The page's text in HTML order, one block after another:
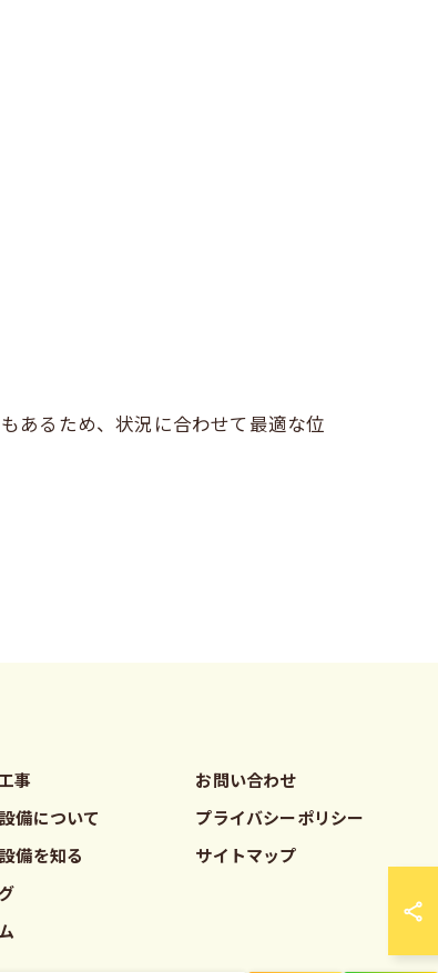
あるため、状況に合わせて最適な位
事
備について
備を知る
お問い合わせ
プライバシーポリシー
サイトマップ